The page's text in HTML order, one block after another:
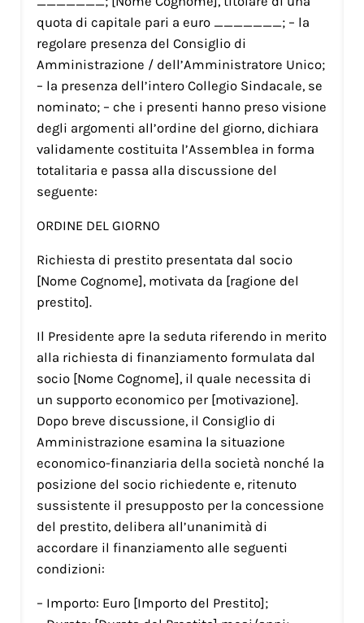
quota di capitale pari a euro _______; – la
regolare presenza del Consiglio di
Amministrazione / dell’Amministratore Unico;
– la presenza dell’intero Collegio Sindacale, se
nominato; – che i presenti hanno preso visione
degli argomenti all’ordine del giorno, dichiara
validamente costituita l’Assemblea in forma
totalitaria e passa alla discussione del
seguente:
ORDINE DEL GIORNO
Richiesta di prestito presentata dal socio
[Nome Cognome], motivata da [ragione del
prestito].
Il Presidente apre la seduta riferendo in merito
alla richiesta di finanziamento formulata dal
socio [Nome Cognome], il quale necessita di
un supporto economico per [motivazione].
Dopo breve discussione, il Consiglio di
Amministrazione esamina la situazione
economico-finanziaria della società nonché la
posizione del socio richiedente e, ritenuto
sussistente il presupposto per la concessione
del prestito, delibera all’unanimità di
accordare il finanziamento alle seguenti
condizioni:
– Importo: Euro [Importo del Prestito];